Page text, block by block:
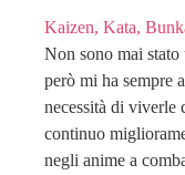
Kaizen, Kata,
Non sono mai
però mi ha sempre
necessità di viverle
continuo
negli anime a